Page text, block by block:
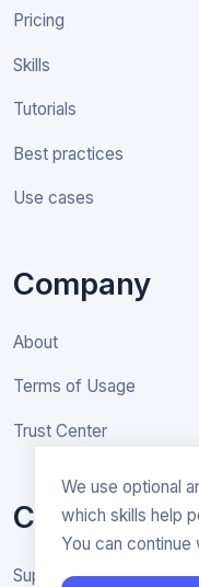
We use optional
which skills help
You can
Pricing
Skills
Tutorials
Best practices
Use cases
Company
About
Terms of Usage
Trust Center
Contact
Support & General